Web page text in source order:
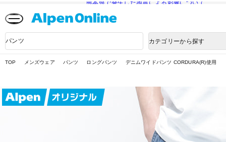
熊本県で発生した地震による影響について
品
検
カテゴリーから探す
TOP メンズウェア パンツ ロングパンツ デニムワイドパンツ CORDURA(R)使用